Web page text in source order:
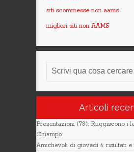
siti scommesse non aams
migliori siti non AAMS
Articoli
Presentazioni (78): Ruggiscono i
Chiampo
Amichevoli di giovedì 6: risultati